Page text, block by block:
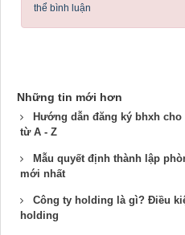
thể bình luận
Những tin mới hơn
Hướng dẫn đăng ký bhxh
từ A - Z
Mẫu quyết định thành lập
mới nhất
Công ty holding là gì? Điều
holding